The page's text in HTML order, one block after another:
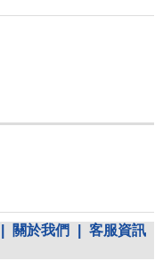
關於我們
客服資訊